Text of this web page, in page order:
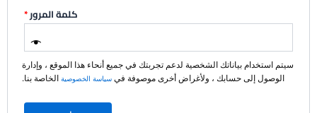
كلمة المرور*
سيتم استخدام بياناتك الشخصية لدعم تجربتك في جميع أنحاء هذا الموقع ، وإدارة
الوصول إلى حسابك ، ولأغراض أخرى موصوفة في سياسة الخصوصية الخاصة بنا.